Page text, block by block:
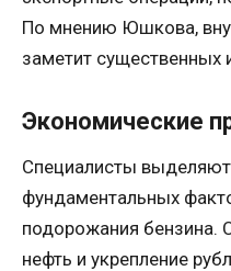
По мнению Юшкова,
заметит существенных
Экономические
Специалисты
фундаментальных
подорожания бензина.
нефть и укрепление